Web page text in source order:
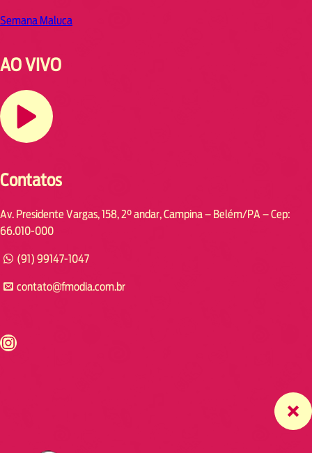
Semana Maluca
AO VIVO
Contatos
Av. Presidente Vargas, 158, 2° andar, Campina – Belém/PA – Cep:
66.010-000
(91) 99147-1047
contato@fmodia.com.br
https://www.instagram.com/fmodia.cabofrio/